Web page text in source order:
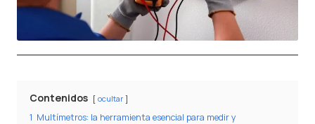
Contenidos ocultar
1 Multímetros: la herramienta esencial para medir y